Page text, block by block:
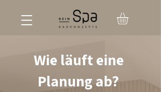
Wie läuft eine
Planung ab?